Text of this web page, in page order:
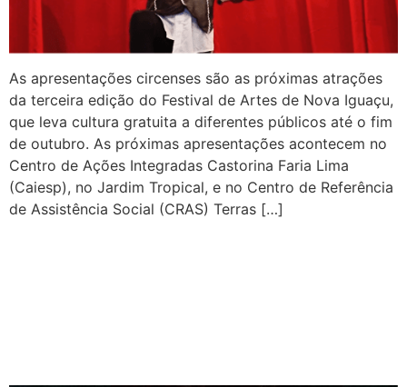
As apresentações circenses são as próximas atrações
da terceira edição do Festival de Artes de Nova Iguaçu,
que leva cultura gratuita a diferentes públicos até o fim
de outubro. As próximas apresentações acontecem no
Centro de Ações Integradas Castorina Faria Lima
(Caiesp), no Jardim Tropical, e no Centro de Referência
de Assistência Social (CRAS) Terras […]